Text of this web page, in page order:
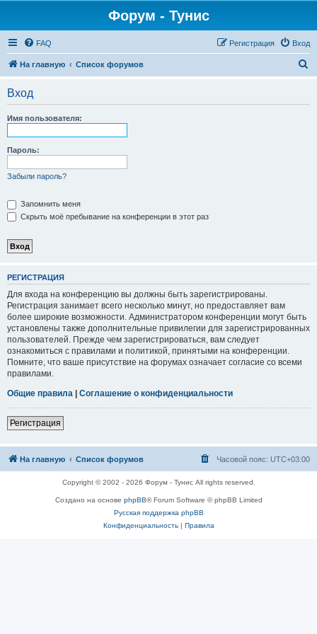
Форум - Тунис
FAQ Вход
Регистрация
На главную Список форумов
Вход
Имя пользователя:
Пароль:
Забыли пароль?
Запомнить меня
Скрыть моё пребывание на конференции в этот раз
РЕГИСТРАЦИЯ
Для входа на конференцию вы должны быть зарегистрированы.
Регистрация занимает всего несколько минут, но предоставляет вам
более широкие возможности. Администратором конференции могут быть
установлены также дополнительные привилегии для зарегистрированных
пользователей. Прежде чем зарегистрироваться, вам следует
ознакомиться с правилами и политикой, принятыми на конференции.
Помните, что ваше присутствие на форумах означает согласие со всеми
правилами.
Общие правила | Соглашение о конфиденциальности
Регистрация
На главную Список форумов Часовой пояс: UTC+03:00
Copyright © 2002 - 2026 Форум - Тунис All rights reserved.
Создано на основе phpBB® Forum Software © phpBB Limited
Русская поддержка phpBB
Конфиденциальность| Правила